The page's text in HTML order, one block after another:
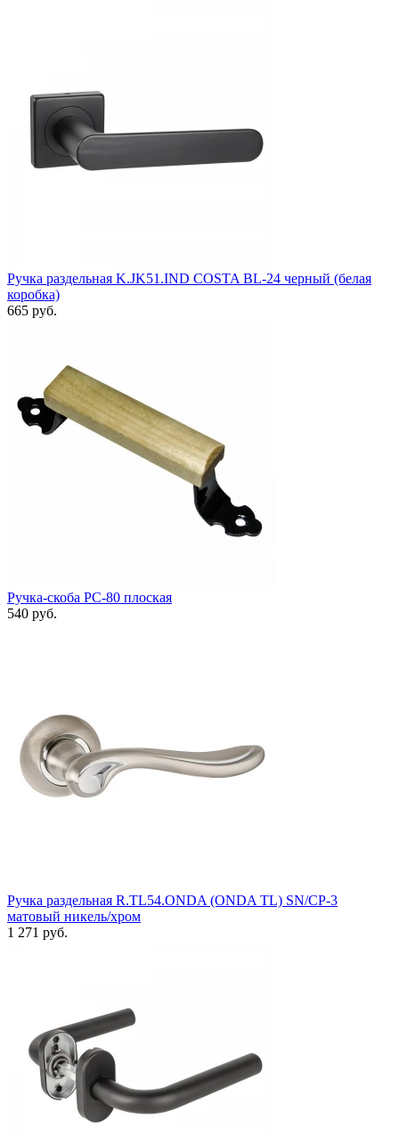
Ручка раздельная K.JK51.IND COSTA BL-24 черный (белая
коробка)
665 руб.
Ручка-скоба РС-80 плоская
540 руб.
Ручка раздельная R.TL54.ONDA (ONDA TL) SN/CP-3
матовый никель/хром
1 271 руб.